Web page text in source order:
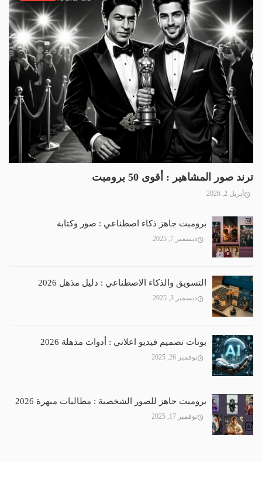
ترند صور المشاهير : أقوى 50 برومبت
أبريل 2, 2026
برومبت جاهز ذكاء اصطناعي : صور وكتابة
ديسمبر 7, 2025
التسويق والذكاء الاصطناعي : دليل مذهل 2026
ديسمبر 3, 2025
بوتات تصميم فيديو اعلاني : أدوات مذهلة 2026
نوفمبر 26, 2025
برومبت جاهز للصور الشخصية : مطالبات مبهرة 2026
نوفمبر 17, 2025